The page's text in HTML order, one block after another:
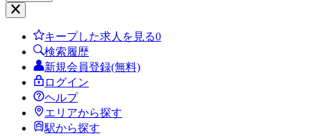
キープした求人を見る0
検索履歴
新規会員登録(無料)
ログイン
ヘルプ
エリアから探す
駅から探す